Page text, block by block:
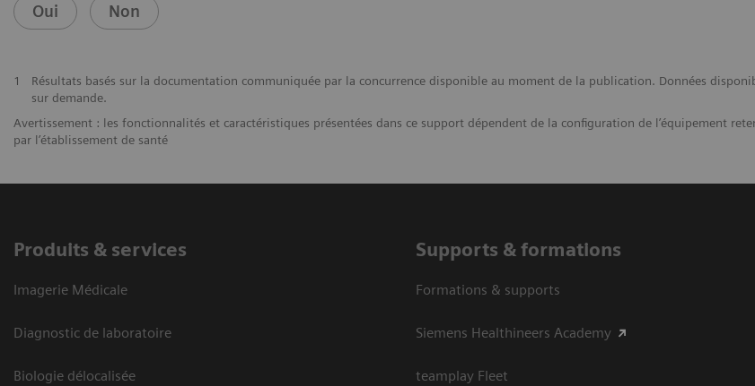
Oui Non
1
Résultats basés sur la documentation communiquée par la concurrence disponible au moment de la publication. Données
sur demande.
Avertissement : les fonctionnalités et caractéristiques présentées dans ce support dépendent de la configuration de l’équipement
par l’établissement de santé
Produits & services
Imagerie Médicale
Diagnostic de laboratoire
Biologie délocalisée
Supports & formations
Formations & supports
Siemens Healthineers Academy
teamplay Fleet